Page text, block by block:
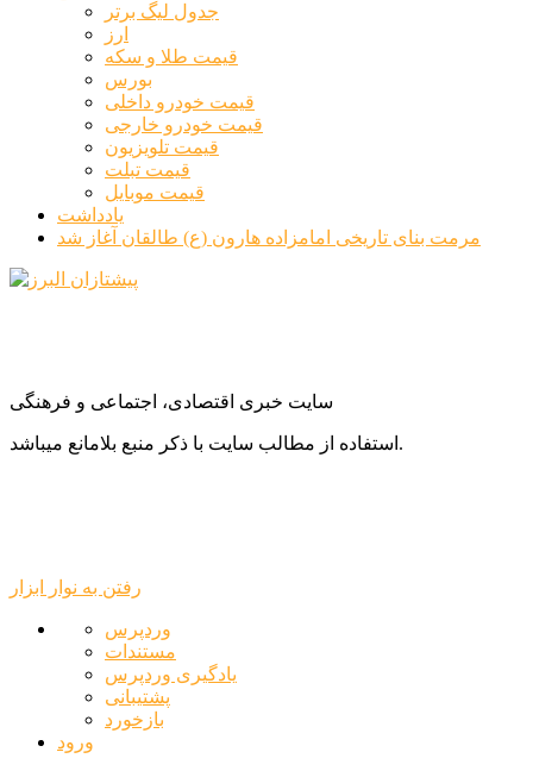
جدول لیگ برتر
ارز
قیمت طلا و سکه
بورس
قیمت خودرو داخلی
قیمت خودرو خارجی
قیمت تلویزیون
قیمت تبلت
قیمت موبایل
یادداشت
مرمت بنای تاریخی امامزاده هارون (ع) طالقان آغاز شد
سایت خبری اقتصادی، اجتماعی و فرهنگی
استفاده از مطالب سایت با ذکر منبع بلامانع میباشد.
رفتن به نوار ابزار
درباره
وردپرس
وردپرس
مستندات
یادگیری وردپرس
پشتیبانی
بازخورد
ورود